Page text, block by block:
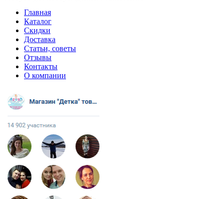
Главная
Каталог
Скидки
Доставка
Статьи, советы
Отзывы
Контакты
О компании